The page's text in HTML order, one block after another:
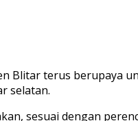
Blitar terus berupaya
selatan.
sesuai dengan